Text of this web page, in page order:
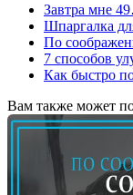
Завтра мне
Шпаргалка
По
7 способов
Как быстро
Вам также может